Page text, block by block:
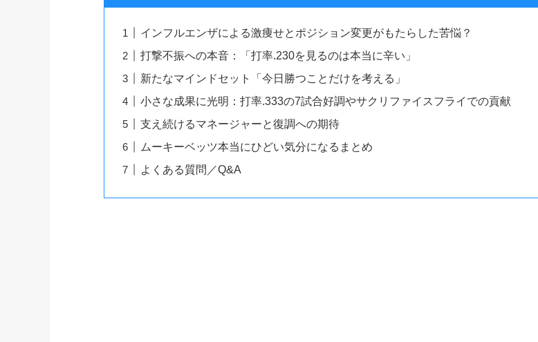
インフルエンザによる激痩せとポジション変更がもたらした苦悩？
打撃不振への本音：「打率.230を見るのは本当に辛い」
新たなマインドセット「今日勝つことだけを考える」
小さな成果に光明：打率.333の7試合好調やサクリファイスフライでの貢献
支え続けるマネージャーと復調への期待
ムーキーベッツ本当にひどい気分になるまとめ
よくある質問／Q&A